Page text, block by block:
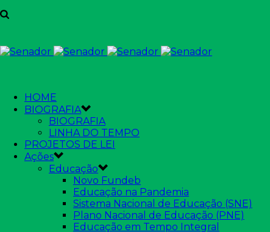
HOME
BIOGRAFIA
BIOGRAFIA
LINHA DO TEMPO
PROJETOS DE LEI
Ações
Educação
Novo Fundeb
Educação na Pandemia
Sistema Nacional de Educação (SNE)
Plano Nacional de Educação (PNE)
Educação em Tempo Integral